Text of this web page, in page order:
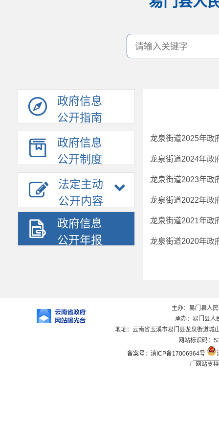
政府信息
公开指南
政府信息
公开制度
法定主动
公开内容
政府信息
公开年报
龙泉街道2025年政
龙泉街道2024年政
龙泉街道2023年政
龙泉街道2022年政
龙泉街道2021年政
龙泉街道2020年政
主办：易门县人
承办：易门县人
地址：云南省玉溪市易门县龙泉街道
网站标识码：
备案号：滇ICP备17006964号
网站支